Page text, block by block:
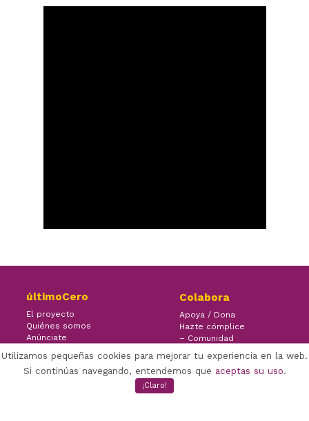
últimoCero
El proyecto
Quiénes somos
Anúnciate
Colabora
Apoya / Dona
Hazte cómplice
– Comunidad
Utilizamos pequeñas cookies para mejorar tu experiencia en la web.
Si continúas navegando, entendemos que aceptas su uso.
¡Claro!